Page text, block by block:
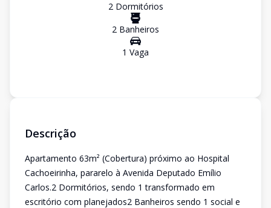
2Dormitórios
2 Banheiros
1 Vaga
Descrição
Apartamento 63m² (Cobertura) próximo ao Hospital
Cachoeirinha, pararelo à Avenida Deputado Emílio
Carlos.2 Dormitórios, sendo 1 transformado em
escritório com planejados2 Banheiros sendo 1 social e